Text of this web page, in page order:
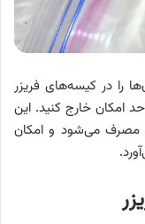
در کیسه‌های فریزر
امکان خارج کنید. این
مصرف می‌شود و امکان